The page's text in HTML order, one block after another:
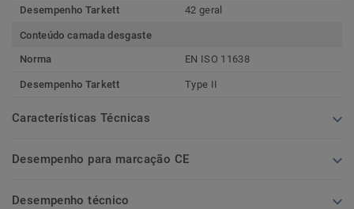
Desempenho Tarkett 42 geral
Conteúdo camada desgaste
Norma
EN ISO 11638
Desempenho Tarkett Type II
Características Técnicas
Desempenho para marcação CE
Desempenho técnico